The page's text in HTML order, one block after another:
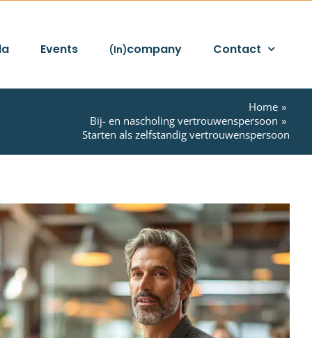
Events (In)company Contact
Home
Bij- en nascholing vertrouwenspersoon
Starten als zelfstandig vertrouwenspersoon